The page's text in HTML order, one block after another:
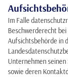
Im Falle
Beschwerderecht
Aufsichtsbehörde in
Unternehmen
sowie deren